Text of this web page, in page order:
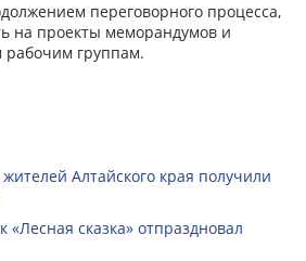
переговорного процесса,
на проекты меморандумов и
группам.
Алтайского края получили
«Лесная сказка» отпраздновал